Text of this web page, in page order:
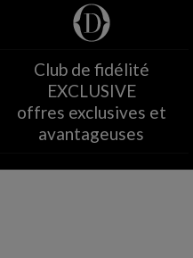
Club de fidélité
EXCLUSIVE
offres exclusives et
avantageuses